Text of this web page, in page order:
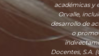
académicas y
Orvalle,
desarrollo de
o
Docentes, S.A.